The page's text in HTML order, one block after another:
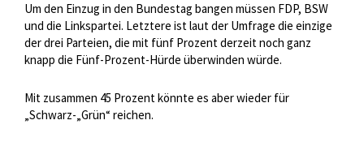
Um den Einzug in den Bundestag bangen müssen FDP, BSW
und die Linkspartei. Letztere ist laut der Umfrage die einzige
der drei Parteien, die mit fünf Prozent derzeit noch ganz
knapp die Fünf-Prozent-Hürde überwinden würde.
Mit zusammen 45 Prozent könnte es aber wieder für
„Schwarz-„Grün“ reichen.